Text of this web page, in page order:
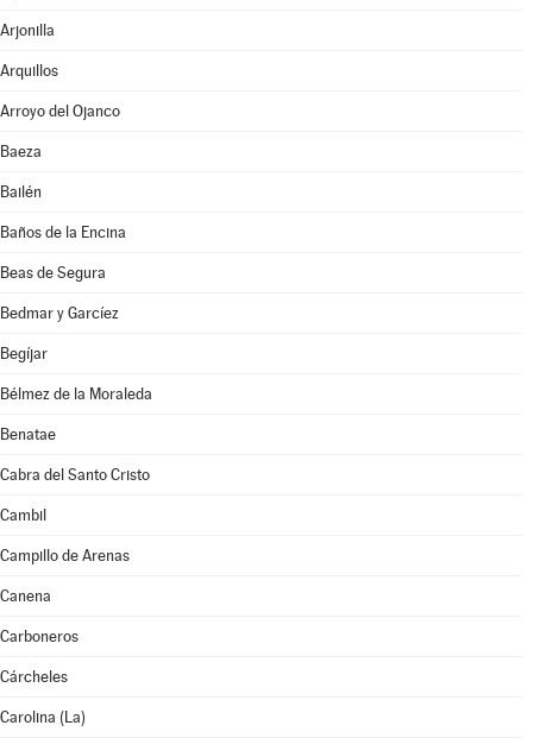
Arjonilla
Arquillos
Arroyo del Ojanco
Baeza
Bailén
Baños de la Encina
Beas de Segura
Bedmar y Garcíez
Begíjar
Bélmez de la Moraleda
Benatae
Cabra del Santo Cristo
Cambil
Campillo de Arenas
Canena
Carboneros
Cárcheles
Carolina (La)